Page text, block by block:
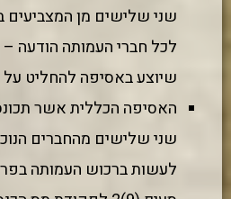
שני שלישים מן המצביעים
שיוצע באסיפה להחליט
האסיפה הכללית אשר
שני שלישים מהחברים